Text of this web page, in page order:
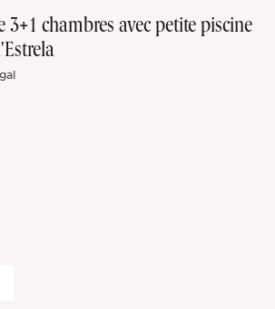
chambres avec petite piscine